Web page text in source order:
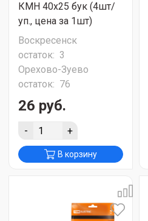
КМН 40х25 бук (4шт/
уп., цена за 1шт)
Воскресенск
остаток: 3
Орехово-Зуево
остаток: 76
26 руб.
- +
В корзину